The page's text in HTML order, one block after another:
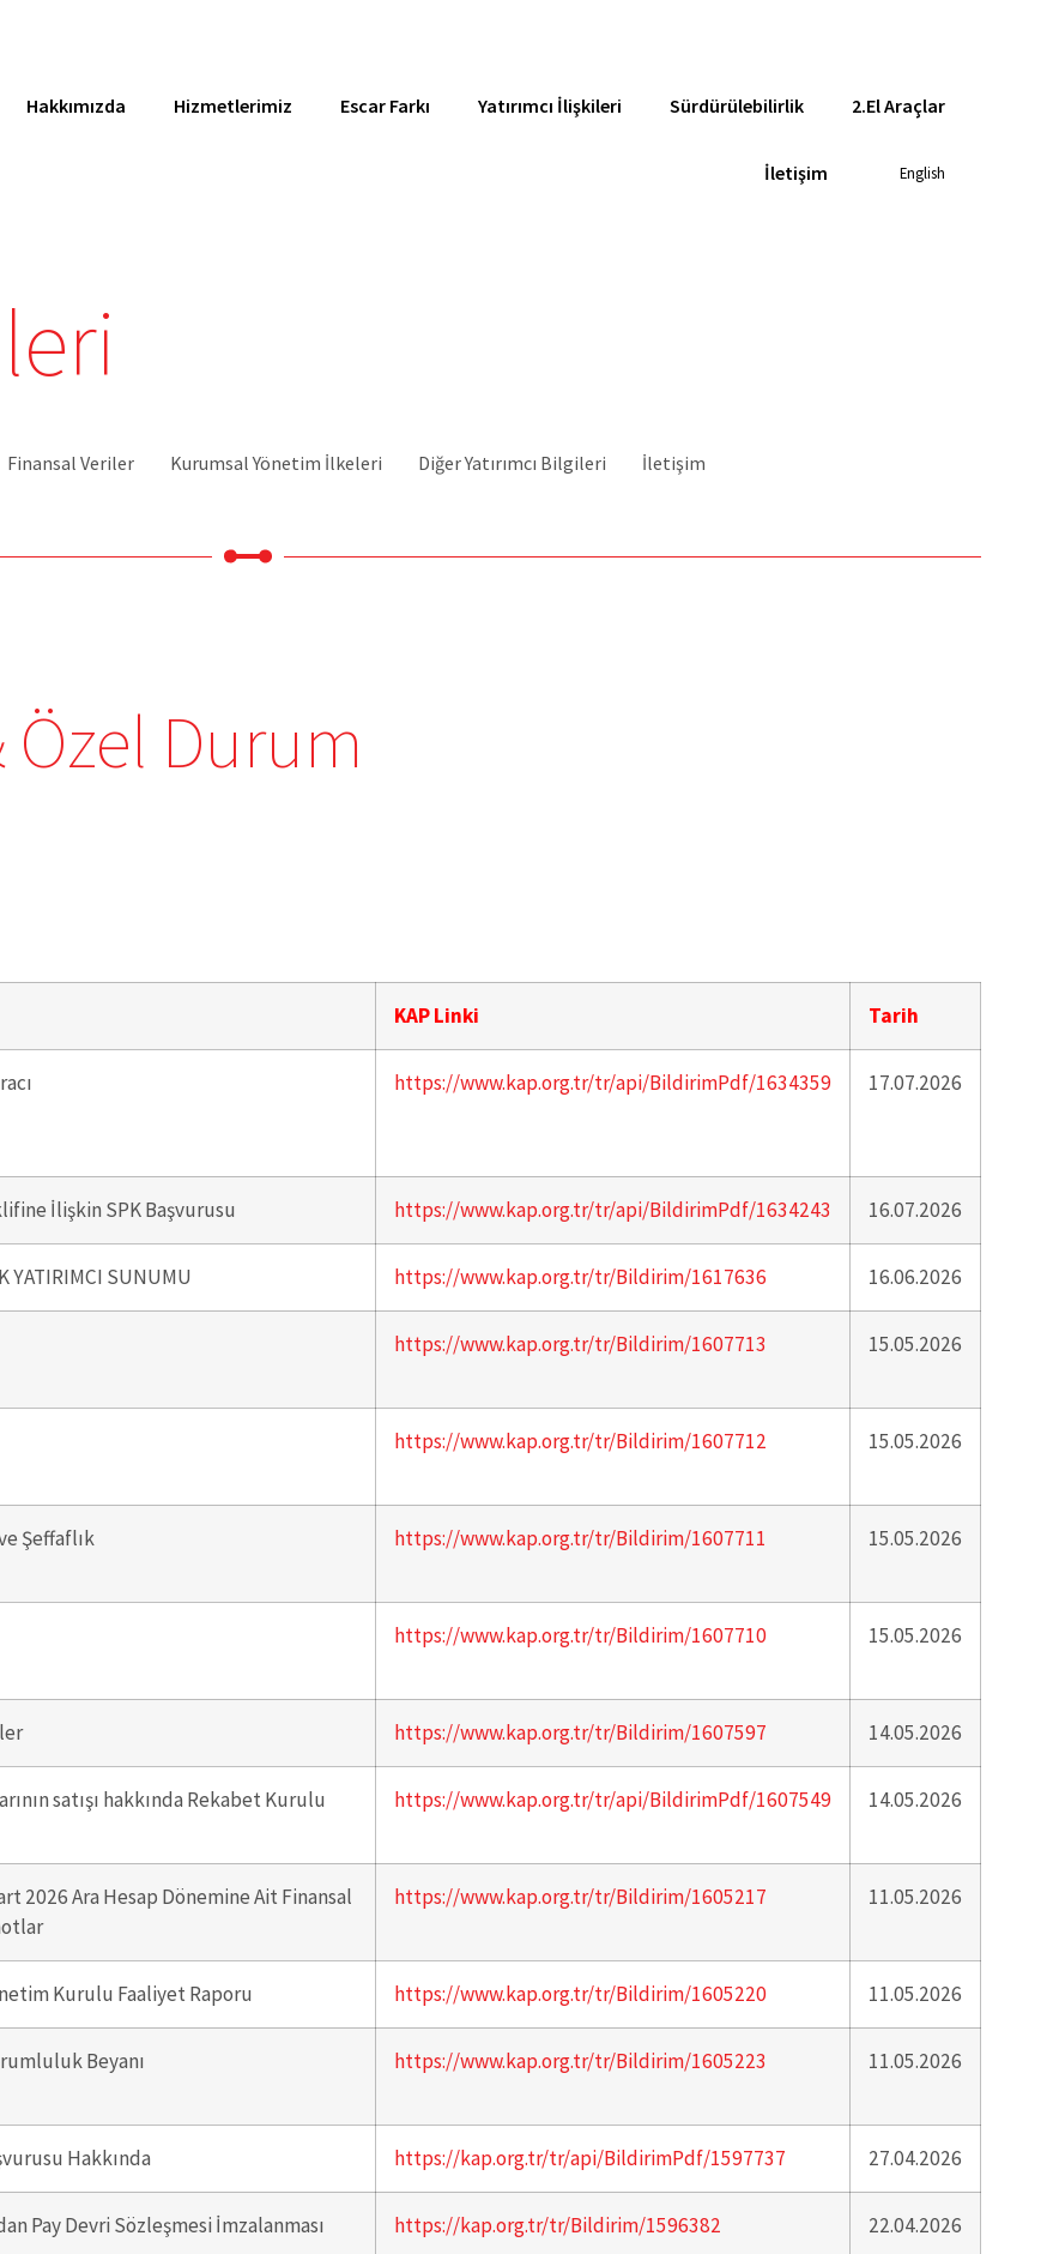
Hakkımızda Hizmetlerimiz Escar Farkı Yatırımcı İlişkileri Sürdürülebilirlik 2.El Araçlar
İletişim English
Finansal Veriler Kurumsal Yönetim İlkeleri Diğer Yatırımcı Bilgileri İletişim
Özel Durum
KAP Linki Tarih
https://www.kap.org.tr/tr/api/BildirimPdf/1634359 17.07.2026
İlişkin SPK Başvurusu https://www.kap.org.tr/tr/api/BildirimPdf/1634243 16.07.2026
YATIRIMCI SUNUMU https://www.kap.org.tr/tr/Bildirim/1617636 16.06.2026
https://www.kap.org.tr/tr/Bildirim/1607713 15.05.2026
https://www.kap.org.tr/tr/Bildirim/1607712 15.05.2026
Şeffaflık https://www.kap.org.tr/tr/Bildirim/1607711 15.05.2026
https://www.kap.org.tr/tr/Bildirim/1607710 15.05.2026
https://www.kap.org.tr/tr/Bildirim/1607597 14.05.2026
satışı hakkında Rekabet Kurulu
https://www.kap.org.tr/tr/api/BildirimPdf/1607549 14.05.2026
2026 Ara Hesap Dönemine Ait Finansal
https://www.kap.org.tr/tr/Bildirim/1605217 11.05.2026
Kurulu Faaliyet Raporu https://www.kap.org.tr/tr/Bildirim/1605220 11.05.2026
Beyanı https://www.kap.org.tr/tr/Bildirim/1605223 11.05.2026
Hakkında https://kap.org.tr/tr/api/BildirimPdf/1597737 27.04.2026
Pay Devri Sözleşmesi İmzalanması https://kap.org.tr/tr/Bildirim/1596382 22.04.2026